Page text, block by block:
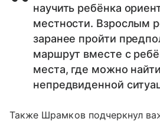
научить ребёнка
местности. Взрослым
заранее пройти
маршрут вместе с
места, где можно
непредвиденной
Также Шрамков подчеркнул